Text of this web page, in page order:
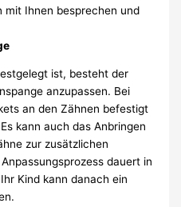
mit Ihnen besprechen und
ist, besteht der
anzupassen. Bei
an den Zähnen befestigt
kann auch das Anbringen
zur zusätzlichen
dauert in
Kind kann danach ein